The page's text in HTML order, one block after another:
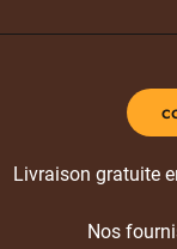
Livraison gratuite
Nos